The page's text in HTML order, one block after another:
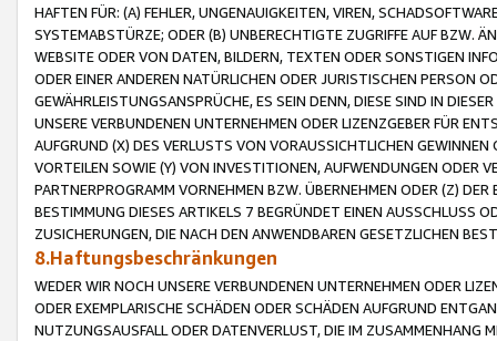
HAFTEN FÜR: (A) FEHLER, UNGENAUIGKEITEN, VIREN,
SYSTEMABSTÜRZE; ODER (B) UNBERECHTIGTE ZUGRIFFE AUF BZW.
WEBSITE ODER VON DATEN, BILDERN, TEXTEN ODER SONSTIGEN
ODER EINER ANDEREN NATÜRLICHEN ODER JURISTISCHEN PERSON
GEWÄHRLEISTUNGSANSPRÜCHE, ES SEIN DENN, DIESE SIND IN
UNSERE VERBUNDENEN UNTERNEHMEN ODER LIZENZGEBER FÜR
AUFGRUND (X) DES VERLUSTS VON VORAUSSICHTLICHEN
VORTEILEN SOWIE (Y) VON INVESTITIONEN, AUFWENDUNGEN ODER
PARTNERPROGRAMM VORNEHMEN BZW. ÜBERNEHMEN ODER (Z)
BESTIMMUNG DIESES ARTIKELS 7 BEGRÜNDET EINEN AUSSCHLUSS
ZUSICHERUNGEN, DIE NACH DEN ANWENDBAREN GESETZLICHEN
8.Haftungsbeschränkungen
WEDER WIR NOCH UNSERE VERBUNDENEN UNTERNEHMEN ODER
ODER EXEMPLARISCHE SCHÄDEN ODER SCHÄDEN AUFGRUND
NUTZUNGSAUSFALL ODER DATENVERLUST, DIE IM ZUSAMMENHANG